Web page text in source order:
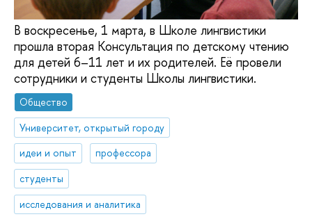
В воскресенье, 1 марта, в Школе лингвистики
прошла вторая Консультация по детскому чтению
для детей 6–11 лет и их родителей. Её провели
сотрудники и студенты Школы лингвистики.
Общество
Университет, открытый городу
идеи и опыт
профессора
студенты
исследования и аналитика